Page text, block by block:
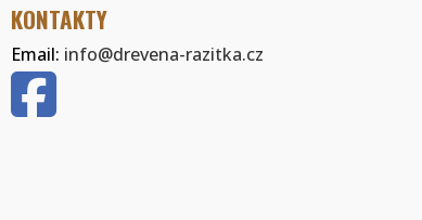
KONTAKTY
Email: info@drevena-razitka.cz